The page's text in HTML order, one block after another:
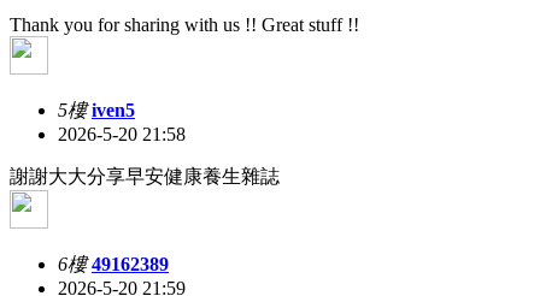
Thank you for sharing with us !! Great stuff !!
5樓 iven5
2026-5-20 21:58
謝謝大大分享早安健康養生雜誌
6樓 49162389
2026-5-20 21:59